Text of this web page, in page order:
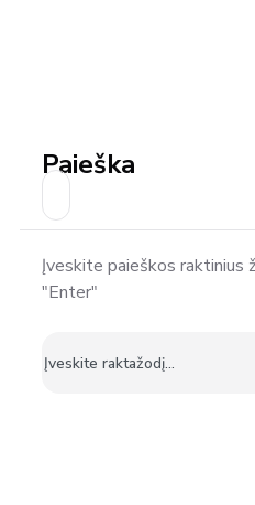
Paieška
Įveskite paieškos raktinius
"Enter"